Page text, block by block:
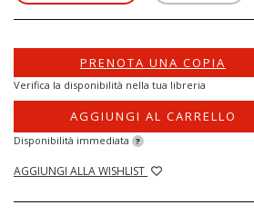
PRENOTA UNA COPIA
Verifica la disponibilità nella tua libreria
AGGIUNGI AL CARRELLO
Disponibilità immediata ?
AGGIUNGI ALLA WISHLIST